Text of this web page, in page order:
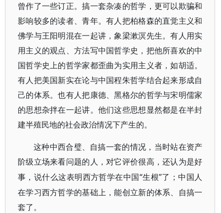
曾作了一些订正。搞一套杂凑的哲学，更可以欺骗和
影响较多的读者、青年。有人把柏格森的直觉主义和
佛学与王阳明混在一起讲，象梁漱溟先生。有人用实
用主义的观点、方法写中国哲学史，把他所喜欢的中
国哲学史上的哲学家都歪曲为实用主义者，如胡适。
有人把美国新实在论与中国程朱哲学结合起来形成自
己的体系。也有人把康德、黑格尔的哲学与宋明儒家
的思想杂拌在一起讲。他们这些思想显然都是在半封
建半殖民地的社会政治情况下产生的。
这种中西合璧、自搞一套的情况，当时站在资产
阶级立场来看问题的人，对它评价很高，还认为是好
事，说什么这表明西方哲学在中国 “生根”了；中国人
在学习西方哲学的基础上，能创立新的体系、自搞一
套了。